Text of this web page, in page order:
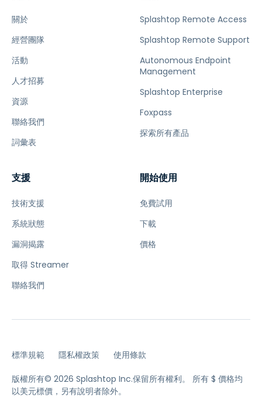
關於
經營團隊
活動
人才招募
資源
聯絡我們
詞彙表
Splashtop Remote Access
Splashtop Remote Support
Autonomous Endpoint
Management
Splashtop Enterprise
Foxpass
探索所有產品
支援
技術支援
系統狀態
漏洞揭露
取得 Streamer
聯絡我們
開始使用
免費試用
下載
價格
標準規範 隱私權政策 使用條款
版權所有© 2026 Splashtop Inc.保留所有權利。
所有 $ 價格均
以美元標價，另有說明者除外。